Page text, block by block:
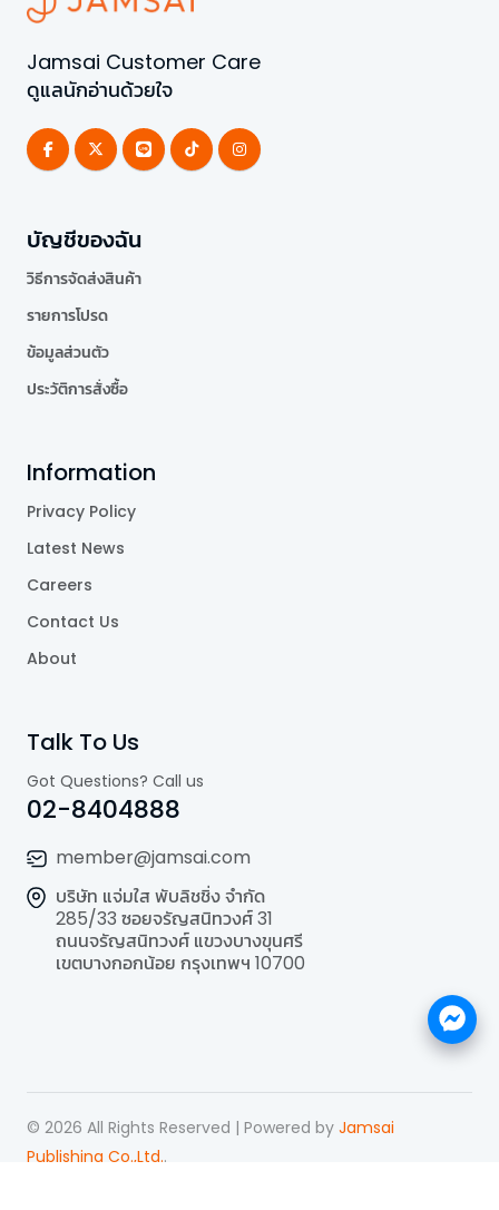
Jamsai Customer Care
ดูแลนักอ่านด้วยใจ
บัญชีของฉัน
วิธีการจัดส่งสินค้า
รายการโปรด
ข้อมูลส่วนตัว
ประวัติการสั่งซื้อ
Information
Privacy Policy
Latest News
Careers
Contact Us
About
Talk To Us
Got Questions? Call us
02-8404888
member@jamsai.com
บริษัท แจ่มใส พับลิชชิ่ง จำกัด
285/33 ซอยจรัญสนิทวงศ์ 31
ถนนจรัญสนิทวงศ์ แขวงบางขุนศรี
เขตบางกอกน้อย กรุงเทพฯ 10700
© 2026 All Rights Reserved | Powered by Jamsai
Publishing Co.,Ltd..